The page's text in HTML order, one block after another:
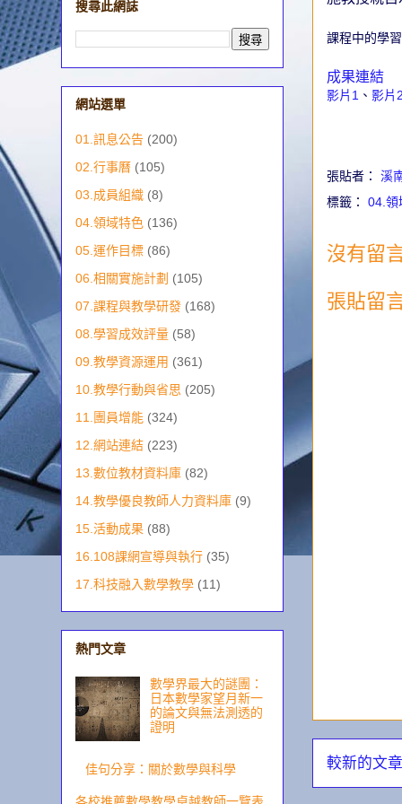
課程中的學
成果連結
影片1 、 影片
張貼者： 溪
標籤： 04.領
沒有留
張貼留
較新的文章
搜尋此網誌
網站選單
01.訊息公告 (200)
02.行事曆 (105)
03.成員組織 (8)
04.領域特色 (136)
05.運作目標 (86)
06.相關實施計劃 (105)
07.課程與教學研發 (168)
08.學習成效評量 (58)
09.教學資源運用 (361)
10.教學行動與省思 (205)
11.團員增能 (324)
12.網站連結 (223)
13.數位教材資料庫 (82)
14.教學優良教師人力資料庫 (9)
15.活動成果 (88)
16.108課網宣導與執行 (35)
17.科技融入數學教學 (11)
熱門文章
數學界最大的謎團：
日本數學家望月新一
的論文與無法測透的
證明
佳句分享：關於數學與科學
各校推薦數學教學卓越教師一覽表